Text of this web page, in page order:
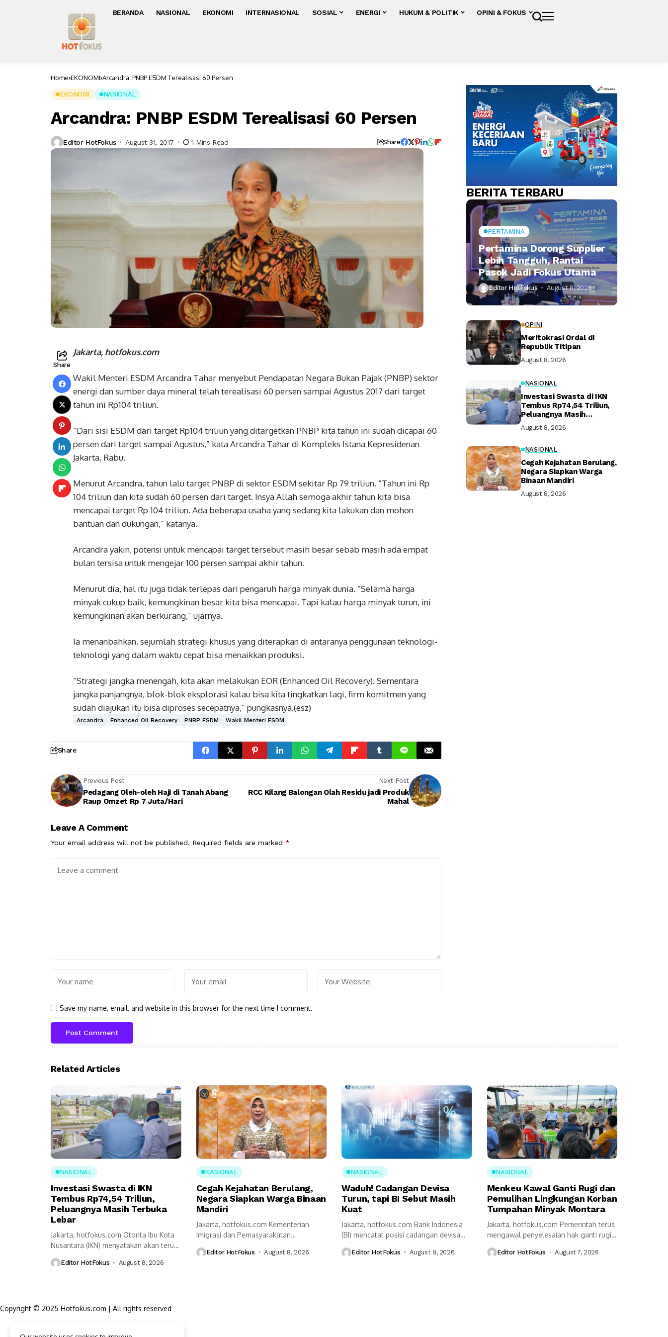
BERANDA NASIONAL EKONOMI INTERNASIONAL SOSIAL ENERGI HUKUM & POLITIK OPINI & FOKUS
Home EKONOMI Arcandra: PNBP ESDM Terealisasi 60 Persen
EKONOMI NASIONAL
Arcandra: PNBP ESDM Terealisasi 60 Persen
Editor HotFokus August 31, 2017 1 Mins Read Share
Share
Jakarta, hotfokus.com
Wakil Menteri ESDM Arcandra Tahar menyebut Pendapatan Negara Bukan Pajak (PNBP) sektor
energi dan sumber daya mineral telah terealisasi 60 persen sampai Agustus 2017 dari target
tahun ini Rp104 triliun.
“Dari sisi ESDM dari target Rp104 triliun yang ditargetkan PNBP kita tahun ini sudah dicapai 60
persen dari target sampai Agustus,” kata Arcandra Tahar di Kompleks Istana Kepresidenan
Jakarta, Rabu.
Menurut Arcandra, tahun lalu target PNBP di sektor ESDM sekitar Rp 79 triliun. “Tahun ini Rp
104 triliun dan kita sudah 60 persen dari target. Insya Allah semoga akhir tahun kita bisa
mencapai target Rp 104 triliun. Ada beberapa usaha yang sedang kita lakukan dan mohon
bantuan dan dukungan,” katanya.
Arcandra yakin, potensi untuk mencapai target tersebut masih besar sebab masih ada empat
bulan tersisa untuk mengejar 100 persen sampai akhir tahun.
Menurut dia, hal itu juga tidak terlepas dari pengaruh harga minyak dunia. “Selama harga
minyak cukup baik, kemungkinan besar kita bisa mencapai. Tapi kalau harga minyak turun, ini
kemungkinan akan berkurang,” ujarnya.
Ia menanbahkan, sejumlah strategi khusus yang diterapkan di antaranya penggunaan teknologi-
teknologi yang dalam waktu cepat bisa menaikkan produksi.
“Strategi jangka menengah, kita akan melakukan EOR (Enhanced Oil Recovery). Sementara
jangka panjangnya, blok-blok eksplorasi kalau bisa kita tingkatkan lagi, firm komitmen yang
sudah diajukan itu bisa diproses secepatnya,” pungkasnya.(esz)
Arcandra Enhanced Oil Recovery PNBP ESDM Wakil Menteri ESDM
Share
Previous Post
Pedagang Oleh-oleh Haji di Tanah Abang
Raup Omzet Rp 7 Juta/Hari
Next Post
RCC Kilang Balongan Olah Residu jadi Produk
Mahal
Leave A Comment
Your email address will not be published. Required fields are marked *
Save my name, email, and website in this browser for the next time I comment.
BERITA TERBARU
PERTAMINA
Pertamina Dorong Supplier
Lebih Tangguh, Rantai
Pasok Jadi Fokus Utama
Editor HotFokus August 8, 2026
OPINI
Meritokrasi Ordal di
Republik Titipan
August 8, 2026
NASIONAL
Investasi Swasta di IKN
Tembus Rp74,54 Triliun,
Peluangnya Masih
August 8, 2026
NASIONAL
Cegah Kejahatan Berulang,
Negara Siapkan Warga
Binaan Mandiri
August 8, 2026
Related Articles
NASIONAL
Investasi Swasta di IKN
Tembus Rp74,54 Triliun,
Peluangnya Masih Terbuka
Lebar
Jakarta, hotfokus.com Otorita Ibu Kota
Nusantara (IKN) menyatakan akan terus
Editor HotFokus August 8, 2026
NASIONAL
Cegah Kejahatan Berulang,
Negara Siapkan Warga Binaan
Mandiri
Jakarta, hotfokus.com Kementerian
Imigrasi dan Pemasyarakatan
pendekatan dalam sistem...
Editor HotFokus August 8, 2026
NASIONAL
Waduh! Cadangan Devisa
Turun, tapi BI Sebut Masih
Kuat
Jakarta, hotfokus.com Bank Indonesia
(BI) mencatat posisi cadangan devisa
Editor HotFokus August 8, 2026
NASIONAL
Menkeu Kawal Ganti Rugi dan
Pemulihan Lingkungan Korban
Tumpahan Minyak Montara
Jakarta, hotfokus.com Pemerintah terus
mengawal penyelesaian hak ganti rugi
Editor HotFokus August 7, 2026
Copyright © 2025 Hotfokus.com | All rights reserved